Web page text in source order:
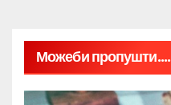
Можеби пропушти....